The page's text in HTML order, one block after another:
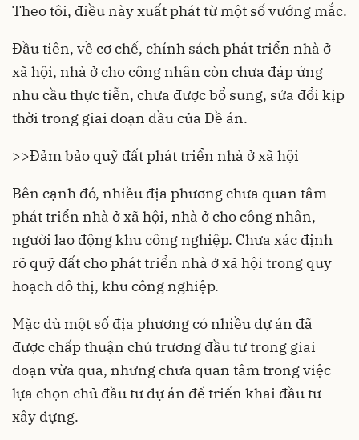
Theo tôi, điều này xuất phát từ một số vướng mắc.
Đầu tiên, về cơ chế, chính sách phát triển nhà ở
xã hội, nhà ở cho công nhân còn chưa đáp ứng
nhu cầu thực tiễn, chưa được bổ sung, sửa đổi kịp
thời trong giai đoạn đầu của Đề án.
>>Đảm bảo quỹ đất phát triển nhà ở xã hội
Bên cạnh đó, nhiều địa phương chưa quan tâm
phát triển nhà ở xã hội, nhà ở cho công nhân,
người lao động khu công nghiệp. Chưa xác định
rõ quỹ đất cho phát triển nhà ở xã hội trong quy
hoạch đô thị, khu công nghiệp.
Mặc dù một số địa phương có nhiều dự án đã
được chấp thuận chủ trương đầu tư trong giai
đoạn vừa qua, nhưng chưa quan tâm trong việc
lựa chọn chủ đầu tư dự án để triển khai đầu tư
xây dựng.